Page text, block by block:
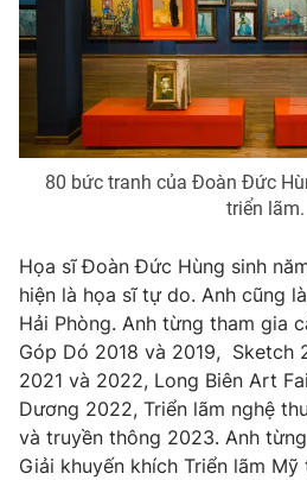
80 bức tranh của Đoàn Đức
triển lãm.
Họa sĩ Đoàn Đức Hùng sinh
hiện là họa sĩ tự do. Anh cũng
Hải Phòng. Anh từng tham gia
Góp Dó 2018 và 2019, Sketch
2021 và 2022, Long Biên Art
Dương 2022, Triển lãm nghệ
và truyền thông 2023. Anh
Giải khuyến khích Triển lãm